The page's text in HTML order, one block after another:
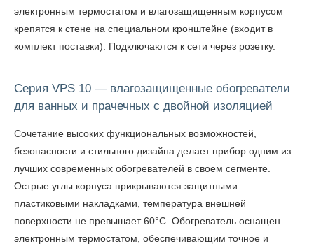
электронным термостатом и влагозащищенным корпусом
крепятся к стене на специальном кронштейне (входит в
комплект поставки). Подключаются к сети через розетку.
Серия VPS 10 — влагозащищенные обогреватели
для ванных и прачечных с двойной изоляцией
Сочетание высоких функциональных возможностей,
безопасности и стильного дизайна делает прибор одним из
лучших современных обогревателей в своем сегменте.
Острые углы корпуса прикрываются защитными
пластиковыми накладками, температура внешней
поверхности не превышает 60°C. Обогреватель оснащен
электронным термостатом, обеспечивающим точное и